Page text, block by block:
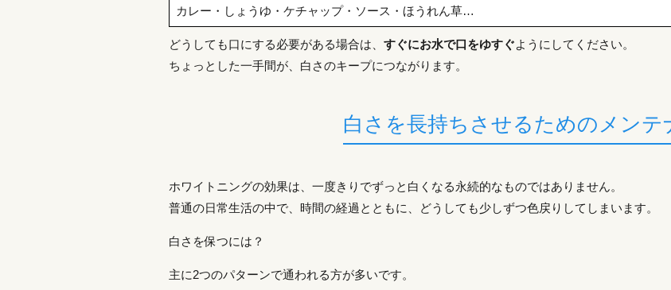
カレー・しょうゆ・ケチャップ・ソース・ほうれん草…
どうしても口にする必要がある場合は、 すぐにお水で口をゆすぐようにしてください。
ちょっとした一手間が、白さのキープにつながります。
白さを長持ちさせるためのメンテ
ホワイトニングの効果は、一度きりでずっと白くなる永続的なものではありません。
普通の日常生活の中で、時間の経過とともに、どうしても少しずつ色戻りしてしまいます。
白さを保つには？
主に2つのパターンで通われる方が多いです。